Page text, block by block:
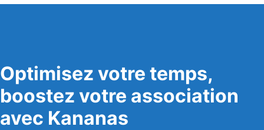
Optimisez votre temps,
boostez votre association
avec Kananas